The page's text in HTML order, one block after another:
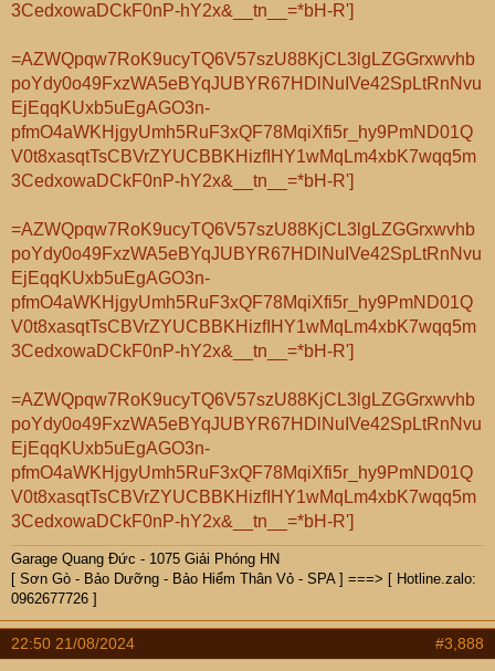
3CedxowaDCkF0nP-hY2x&__tn__=*bH-R']
=AZWQpqw7RoK9ucyTQ6V57szU88KjCL3lgLZGGrxwvhb
poYdy0o49FxzWA5eBYqJUBYR67HDlNuIVe42SpLtRnNvu
EjEqqKUxb5uEgAGO3n-
pfmO4aWKHjgyUmh5RuF3xQF78MqiXfi5r_hy9PmND01Q
V0t8xasqtTsCBVrZYUCBBKHizfIHY1wMqLm4xbK7wqq5m
3CedxowaDCkF0nP-hY2x&__tn__=*bH-R']
=AZWQpqw7RoK9ucyTQ6V57szU88KjCL3lgLZGGrxwvhb
poYdy0o49FxzWA5eBYqJUBYR67HDlNuIVe42SpLtRnNvu
EjEqqKUxb5uEgAGO3n-
pfmO4aWKHjgyUmh5RuF3xQF78MqiXfi5r_hy9PmND01Q
V0t8xasqtTsCBVrZYUCBBKHizfIHY1wMqLm4xbK7wqq5m
3CedxowaDCkF0nP-hY2x&__tn__=*bH-R']
=AZWQpqw7RoK9ucyTQ6V57szU88KjCL3lgLZGGrxwvhb
poYdy0o49FxzWA5eBYqJUBYR67HDlNuIVe42SpLtRnNvu
EjEqqKUxb5uEgAGO3n-
pfmO4aWKHjgyUmh5RuF3xQF78MqiXfi5r_hy9PmND01Q
V0t8xasqtTsCBVrZYUCBBKHizfIHY1wMqLm4xbK7wqq5m
3CedxowaDCkF0nP-hY2x&__tn__=*bH-R']
Garage Quang Đức - 1075 Giải Phóng HN
[ Sơn Gò - Bảo Dưỡng - Bảo Hiểm Thân Vỏ - SPA ] ===> [ Hotline.zalo:
0962677726 ]
22:50 21/08/2024 #3,888